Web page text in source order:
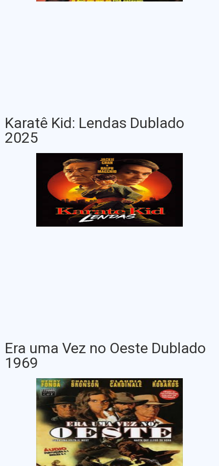
Karatê Kid: Lendas Dublado
2025
Era uma Vez no Oeste Dublado
1969